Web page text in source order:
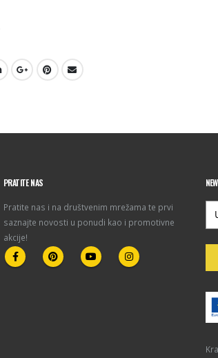
PRATITE NAS
Pratite nas i na društvenim mrežama te prvi
saznajte novosti u ponudi kao i promotivne
akcije!